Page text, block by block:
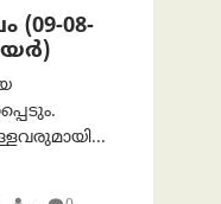
(09-08-